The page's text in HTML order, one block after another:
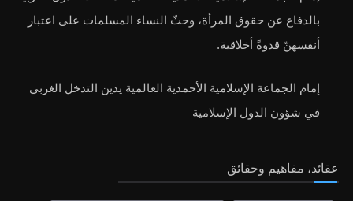
بالدفاع عن حقوق المرأة، وحثّ النساء المسلمات على اعتبار
أنفسهنّ قدوةً أخلاقية.
إمام الجماعة الإسلامية الأحمدية العالمية يدين التدخل الغربي
في شؤون الدول الإسلامية
عقائد، مفاهيم وحقائق